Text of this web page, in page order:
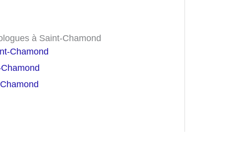
à Saint-Chamond
Chamond